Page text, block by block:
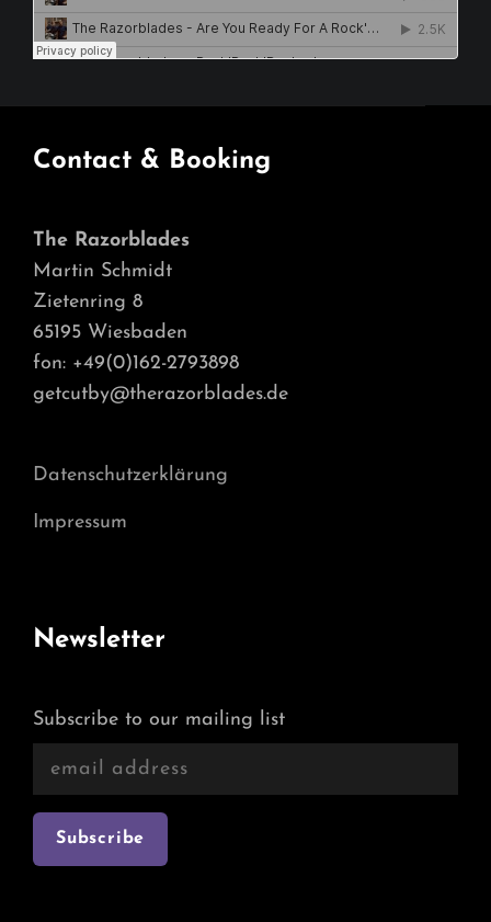
Contact & Booking
The Razorblades
Martin Schmidt
Zietenring 8
65195 Wiesbaden
fon: +49(0)162-2793898
getcutby@therazorblades.de
Datenschutzerklärung
Impressum
Newsletter
Subscribe to our mailing list